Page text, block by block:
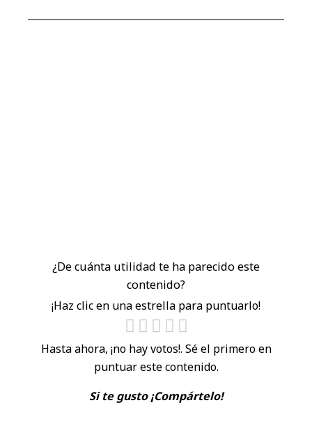
¿De cuánta utilidad te ha parecido este
contenido?
¡Haz clic en una estrella para puntuarlo!
Hasta ahora, ¡no hay votos!. Sé el primero en
puntuar este contenido.
Si te gusto ¡Compártelo!